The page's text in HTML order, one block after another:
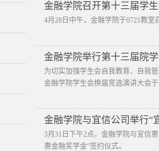
金融学院召开第十三届学
4月28日中午，金融学院于0721教
金融学院举行第十三届院
为切实加强学生会自我教育、自我
金融学院学生会换届竞选演讲大会
金融学院与宜信公司举行“
3月31日下午2点，金融学院与宜信
惠金融奖学金”签约仪式。